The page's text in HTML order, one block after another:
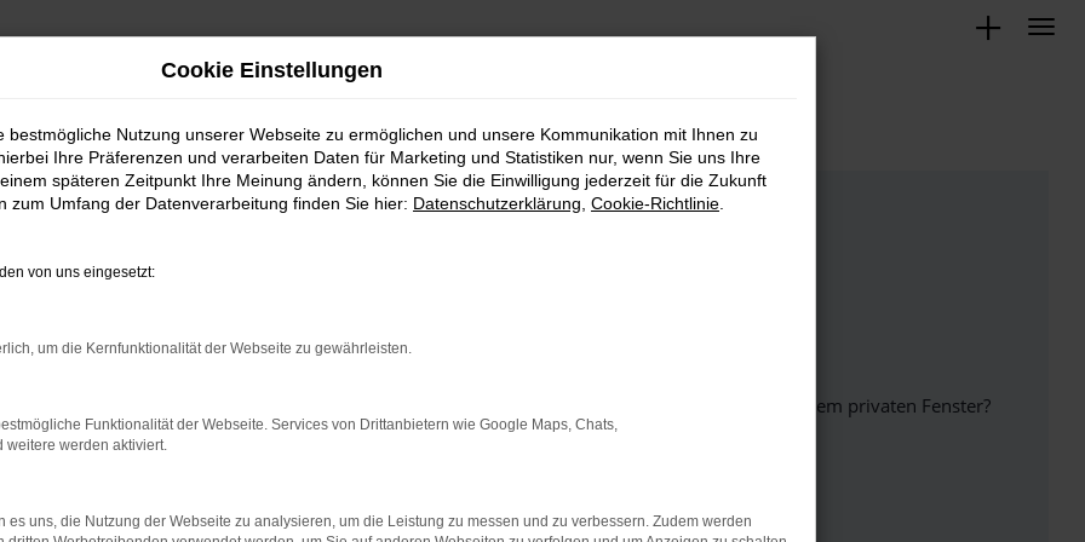
bestimmter Seiten verhindern. Funktioniert die Seite in einem anderen Browser oder in einem privaten Fenster?
beheben.
auf dem neuesten Stand sind.
kann auch dazu führen, dass bestimmte Funktionen nicht mehr unterstützt werden.
Cookie Einstellungen
bestmögliche Nutzung unserer Webseite zu ermöglichen und unsere Kommunikation mit Ihnen zu
Ihre Präferenzen und verarbeiten Daten für Marketing und Statistiken nur, wenn Sie uns Ihre
späteren Zeitpunkt Ihre Meinung ändern, können Sie die Einwilligung jederzeit für die Zukunft
zum Umfang der Datenverarbeitung finden Sie hier: Datenschutzerklärung Cookie-Richtlinie
von uns eingesetzt:
um die Kernfunktionalität der Webseite zu gewährleisten.
Funktionalität der Webseite. Services von Drittanbietern wie Google Maps, Chats,
weitere werden aktiviert.
es uns, die Nutzung der Webseite zu analysieren, um die Leistung zu messen und zu verbessern. Zudem werden